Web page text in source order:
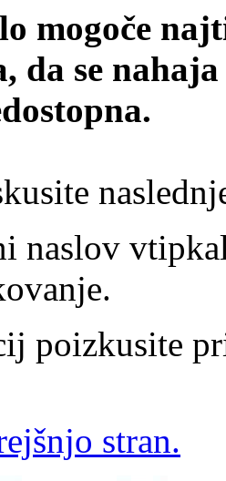
mogoče
da se
naslov
poizkusite
stran.